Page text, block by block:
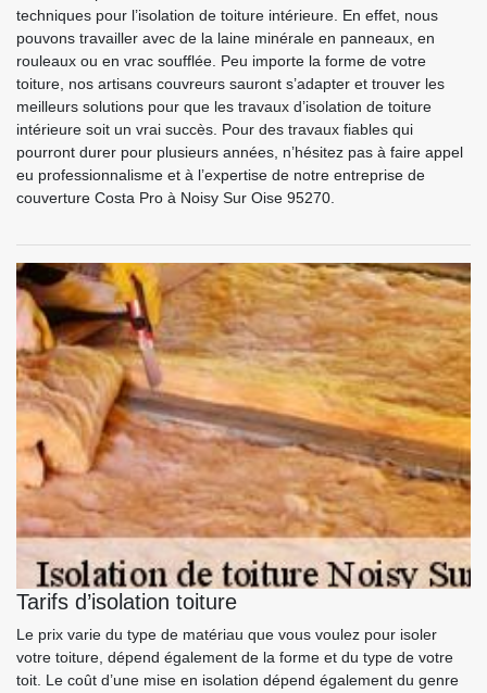
techniques pour l’isolation de toiture intérieure. En effet, nous
pouvons travailler avec de la laine minérale en panneaux, en
rouleaux ou en vrac soufflée. Peu importe la forme de votre
toiture, nos artisans couvreurs sauront s’adapter et trouver les
meilleurs solutions pour que les travaux d’isolation de toiture
intérieure soit un vrai succès. Pour des travaux fiables qui
pourront durer pour plusieurs années, n’hésitez pas à faire appel
eu professionnalisme et à l’expertise de notre entreprise de
couverture Costa Pro à Noisy Sur Oise 95270.
Tarifs d’isolation toiture
Le prix varie du type de matériau que vous voulez pour isoler
votre toiture, dépend également de la forme et du type de votre
toit. Le coût d’une mise en isolation dépend également du genre